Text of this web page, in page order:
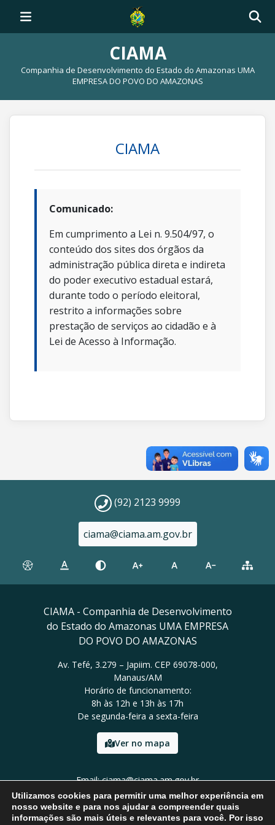
CIAMA
Companhia de Desenvolvimento do Estado do Amazonas UMA
EMPRESA DO POVO DO AMAZONAS
CIAMA
Comunicado:
Em cumprimento a Lei n. 9.504/97, o
conteúdo dos sites dos órgãos da
administração pública direta e indireta
do poder executivo estadual estará,
durante todo o período eleitoral,
restrito a informações sobre
prestação de serviços ao cidadão e à
Lei de Acesso à Informação.
(92) 2123 9999
ciama@ciama.am.gov.br
CIAMA - Companhia de Desenvolvimento
do Estado do Amazonas UMA EMPRESA
DO POVO DO AMAZONAS
Av. Tefé, 3.279 – Japiim. CEP 69078-000,
Manaus/AM
Horário de funcionamento:
8h às 12h e 13h às 17h
De segunda-feira a sexta-feira
Ver no mapa
Email: ciama@ciama.am.gov.br
Tel: (92) 2123 9999
Utilizamos cookies para permitir uma melhor experiência em
nosso website e para nos ajudar a compreender quais
informações são mais úteis e relevantes para você. Por isso